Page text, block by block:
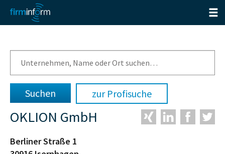
zur Profisuche
OKLION GmbH
Berliner Straße 1